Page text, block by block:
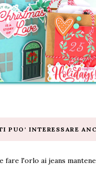
PUO' INTERESSARE
fare l'orlo ai jeans